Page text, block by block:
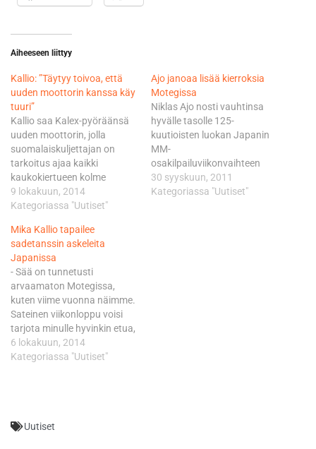
Aiheeseen liittyy
Kallio: ”Täytyy toivoa, että
uuden moottorin kanssa käy
tuuri”
Kallio saa Kalex-pyöräänsä
uuden moottorin, jolla
suomalaiskuljettajan on
tarkoitus ajaa kaikki
kaukokiertueen kolme
osakilpailua Japanissa,
Australiassa ja Malesiassa.
vaihdetaan uusiin kolmen
kisan välein. - Moottorit eivät
käytännössä ole aivan
täysin identtisiä vaan niissä
voi olla pieniä eroja.
Etukäteen sitä ei voi tietää,
millainen moottori sieltä
osuu kohdalle,…
9 lokakuun, 2014
Kategoriassa "Uutiset"
Ajo janoaa lisää kierroksia
Motegissa
Niklas Ajo nosti vauhtinsa
hyvälle tasolle 125-
kuutioisten luokan Japanin
MM-
osakilpailuviikonvaihteen
avauspäivän harjoituksissa
Aprilia- pyörän keulan
30 syyskuun, 2011
Kategoriassa "Uutiset"
Mika Kallio tapailee
sadetanssin askeleita
Japanissa
- Sää on tunnetusti
arvaamaton Motegissa,
kuten viime vuonna näimme.
Sateinen viikonloppu voisi
tarjota minulle hyvinkin etua,
sillä olen ollut tällä kaudella
Titoa vähän vahvempi
(sade) voisi olla juuri sitä,
6 lokakuun, 2014
Kategoriassa "Uutiset"
Uutiset